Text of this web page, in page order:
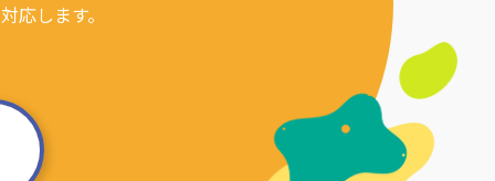
応します。